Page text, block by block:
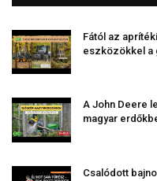
Fától az
eszközökkel a
A John Deere
magyar
Csalódott